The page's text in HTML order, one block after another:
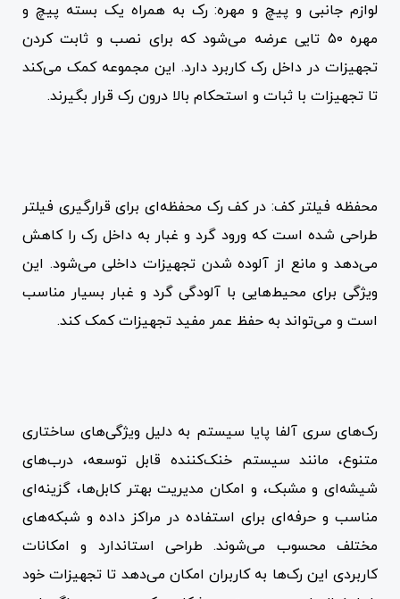
لوازم جانبی و پیچ و مهره: رک به همراه یک بسته پیچ و
مهره ۵۰ تایی عرضه می‌شود که برای نصب و ثابت کردن
تجهیزات در داخل رک کاربرد دارد. این مجموعه کمک می‌کند
تا تجهیزات با ثبات و استحکام بالا درون رک قرار بگیرند.
محفظه فیلتر کف: در کف رک محفظه‌ای برای قرارگیری فیلتر
طراحی شده است که ورود گرد و غبار به داخل رک را کاهش
می‌دهد و مانع از آلوده شدن تجهیزات داخلی می‌شود. این
ویژگی برای محیط‌هایی با آلودگی گرد و غبار بسیار مناسب
است و می‌تواند به حفظ عمر مفید تجهیزات کمک کند.
رک‌های سری آلفا پایا سیستم به دلیل ویژگی‌های ساختاری
متنوع، مانند سیستم خنک‌کننده قابل توسعه، درب‌های
شیشه‌ای و مشبک، و امکان مدیریت بهتر کابل‌ها، گزینه‌ای
مناسب و حرفه‌ای برای استفاده در مراکز داده و شبکه‌های
مختلف محسوب می‌شوند. طراحی استاندارد و امکانات
کاربردی این رک‌ها به کاربران امکان می‌دهد تا تجهیزات خود